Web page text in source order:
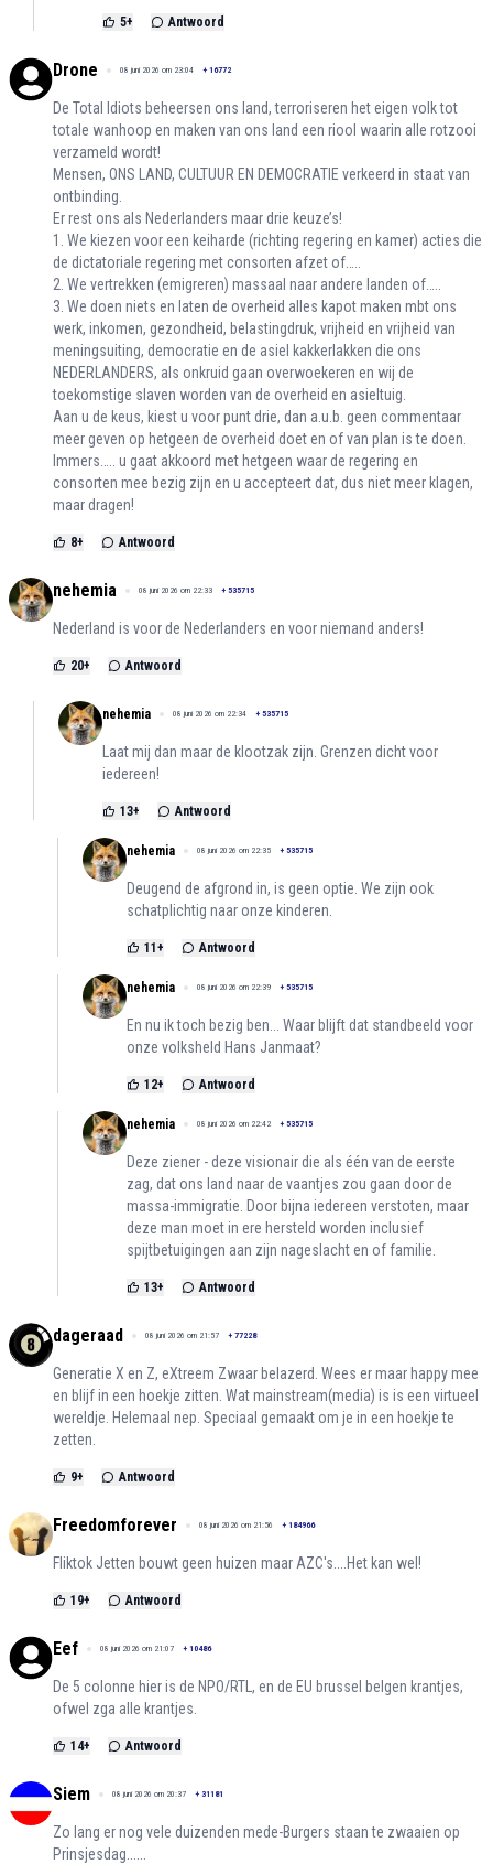
5+ Antwoord
Drone 08 juni 2026 om 23:04 + 16772
De Total Idiots beheersen ons land, terroriseren het eigen volk tot
totale wanhoop en maken van ons land een riool waarin alle rotzooi
verzameld wordt!
Mensen, ONS LAND, CULTUUR EN DEMOCRATIE verkeerd in staat van
ontbinding.
Er rest ons als Nederlanders maar drie keuze’s!
1. We kiezen voor een keiharde (richting regering en kamer) acties die
de dictatoriale regering met consorten afzet of…..
2. We vertrekken (emigreren) massaal naar andere landen of…..
3. We doen niets en laten de overheid alles kapot maken mbt ons
werk, inkomen, gezondheid, belastingdruk, vrijheid en vrijheid van
meningsuiting, democratie en de asiel kakkerlakken die ons
NEDERLANDERS, als onkruid gaan overwoekeren en wij de
toekomstige slaven worden van de overheid en asieltuig.
Aan u de keus, kiest u voor punt drie, dan a.u.b. geen commentaar
meer geven op hetgeen de overheid doet en of van plan is te doen.
Immers….. u gaat akkoord met hetgeen waar de regering en
consorten mee bezig zijn en u accepteert dat, dus niet meer klagen,
maar dragen!
8+ Antwoord
nehemia 08 juni 2026 om 22:33 + 535715
Nederland is voor de Nederlanders en voor niemand anders!
20+ Antwoord
nehemia 08 juni 2026 om 22:34 + 535715
Laat mij dan maar de klootzak zijn. Grenzen dicht voor
iedereen!
13+ Antwoord
nehemia 08 juni 2026 om 22:35 + 535715
Deugend de afgrond in, is geen optie. We zijn ook
schatplichtig naar onze kinderen.
11 + Antwoord
nehemia 08 juni 2026 om 22:39 + 535715
En nu ik toch bezig ben... Waar blijft dat standbeeld voor
onze volksheld Hans Janmaat?
12+ Antwoord
nehemia 08 juni 2026 om 22:42 + 535715
Deze ziener - deze visionair die als één van de eerste
zag, dat ons land naar de vaantjes zou gaan door de
massa-immigratie. Door bijna iedereen verstoten, maar
deze man moet in ere hersteld worden inclusief
spijtbetuigingen aan zijn nageslacht en of familie.
13+ Antwoord
dageraad 08 juni 2026 om 21:57 + 77228
Generatie X en Z, eXtreem Zwaar belazerd. Wees er maar happy mee
en blijf in een hoekje zitten. Wat mainstream(media) is is een virtueel
wereldje. Helemaal nep. Speciaal gemaakt om je in een hoekje te
zetten.
9+ Antwoord
Freedomforever 08 juni 2026 om 21:56 + 184966
Fliktok Jetten bouwt geen huizen maar AZC's....Het kan wel!
19+ Antwoord
Eef 08 juni 2026 om 21:07 + 10486
De 5 colonne hier is de NPO/RTL, en de EU brussel belgen krantjes,
ofwel zga alle krantjes.
14+ Antwoord
Siem 08 juni 2026 om 20:37 + 31181
Zo lang er nog vele duizenden mede-Burgers staan te zwaaien op
Prinsjesdag......